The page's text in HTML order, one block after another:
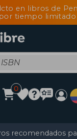
en libros de
por tiempo
0
recomendados